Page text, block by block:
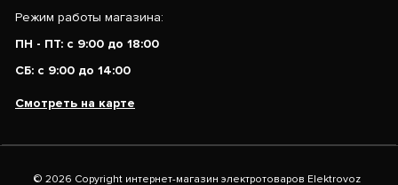
Режим работы магазина:
ПН - ПТ: с 9:00 до 18:00
СБ: с 9:00 до 14:00
Смотреть на карте
© 2026 Copyright интернет-магазин электротоваров Elektrovoz